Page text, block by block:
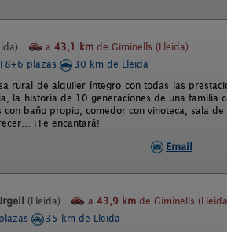
a 43,1 km de Giminells (Lleida)
plazas
30 km de Lleida
rural de alquiler íntegro con todas las
la historia de 10 generaciones de una familia
con baño propio, comedor con vinoteca, sala
¡Te encantará!
Email
(Lleida) a 43,9 km de Giminells
35 km de Lleida